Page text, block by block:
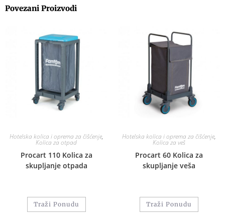
Povezani Proizvodi
Hotelska kolica i oprema za čišćenje,
Kolica za otpad
Procart 110 Kolica za
skupljanje otpada
Traži Ponudu
Hotelska kolica i oprema za čišćenje,
Kolica za veš
Procart 60 Kolica za
skupljanje veša
Traži Ponudu